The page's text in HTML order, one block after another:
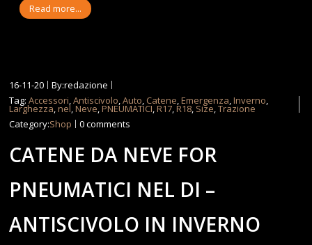
Read more...
16-11-20
By:redazione
Tag:Accessori,Antiscivolo,Auto, Catene,Emergenza,Inverno,
Larghezza,nel,Neve,PNEUMATICI,R17,R18, Size,Trazione
Category:Shop 0 comments
CATENE DA NEVE FOR
PNEUMATICI NEL DI –
ANTISCIVOLO IN INVERNO